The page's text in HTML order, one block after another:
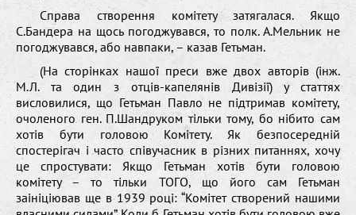
Справа створення комітету затягалася. Якщо
С.Бандера на щось погоджувався, то полк. А.Мельник не
погоджувався, або навпаки, – казав Гетьман.
(На сторінках нашої преси вже двох авторів (інж.
М.Л. та один з отців-капелянів Дивізії) у статтях
висловилися, що Гетьман Павло не підтримав комітету,
очоленого ген. П.Шандруком тільки тому, бо нібито сам
хотів бути головою Комітету. Як безпосередній
спостерігач і часто співучасник в різних питаннях, хочу
це спростувати: Якщо Гетьман хотів бути головою
комітету – то тільки ТОГО, що його сам Гетьман
заініціював ще в 1939 році: “Комітет створений нашими